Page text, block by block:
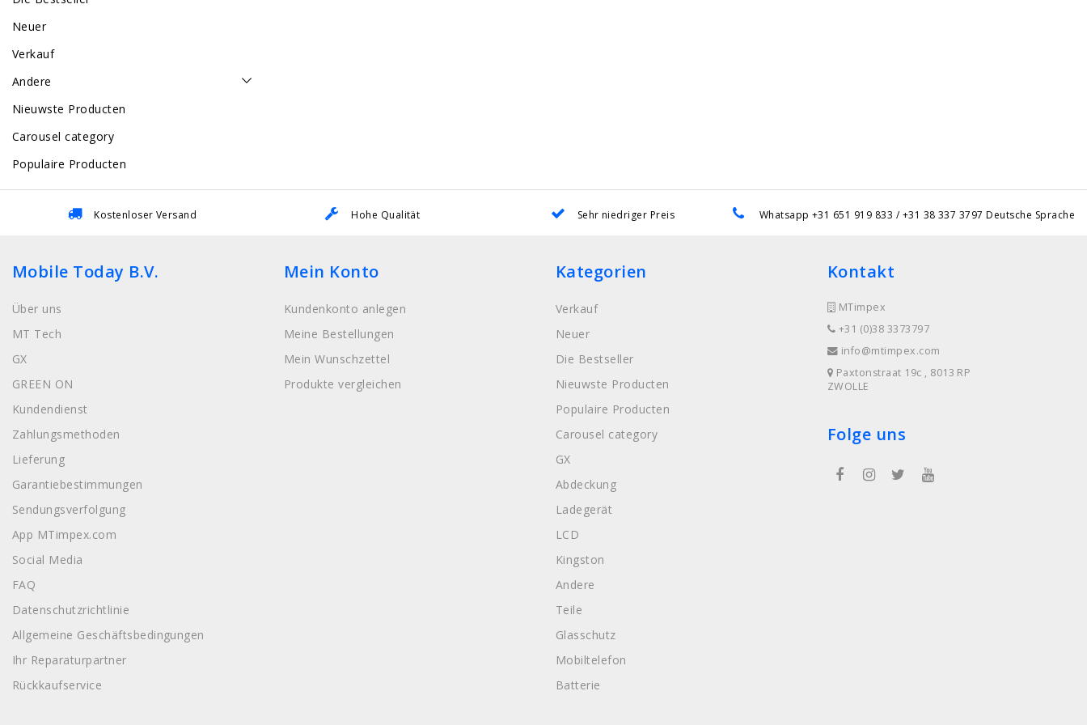
Neuer
Verkauf
Andere
Nieuwste Producten
Carousel category
Populaire Producten
Kostenloser Versand Hohe Qualität Sehr niedriger Preis Whatsapp +31 651 919 833 / +31 38 337 3797 Deutsche Sprache
Mobile Today B.V.
Über uns
MT Tech
GX
GREEN ON
Kundendienst
Zahlungsmethoden
Lieferung
Garantiebestimmungen
Sendungsverfolgung
App MTimpex.com
Social Media
FAQ
Datenschutzrichtlinie
Allgemeine Geschäftsbedingungen
Ihr Reparaturpartner
Rückkaufservice
Mein Konto
Kundenkonto anlegen
Meine Bestellungen
Mein Wunschzettel
Produkte vergleichen
Kategorien
Verkauf
Neuer
Die Bestseller
Nieuwste Producten
Populaire Producten
Carousel category
GX
Abdeckung
Ladegerät
LCD
Kingston
Andere
Teile
Glasschutz
Mobiltelefon
Batterie
Kontakt
MTimpex
+31 (0)38 3373797
info@mtimpex.com
Paxtonstraat 19c , 8013 RP
ZWOLLE
Folge uns